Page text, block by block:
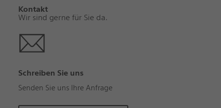
Kontakt
Wir sind gerne für Sie da.
Schreiben Sie uns
Senden Sie uns Ihre Anfrage